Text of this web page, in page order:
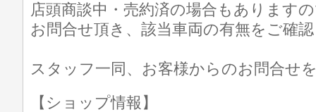
店頭商談中・売約済の場合もあります
お問合せ頂き、該当車両の有無をご確
スタッフ一同、お客様からのお問合せ
【ショップ情報】